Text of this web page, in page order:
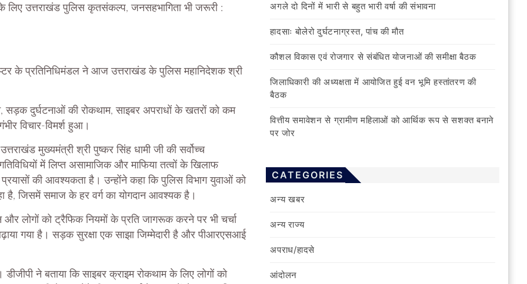
लिए उत्तराखंड पुलिस कृतसंकल्प, जनसहभागिता भी जरूरी :
के प्रतिनिधिमंडल ने आज उत्तराखंड के पुलिस महानिदेशक श्री
सड़क दुर्घटनाओं की रोकथाम, साइबर अपराधों के खतरों को कम
विचार-विमर्श हुआ।
मुख्यमंत्री श्री पुष्कर सिंह धामी जी की सर्वोच्च
में लिप्त असामाजिक और माफिया तत्वों के खिलाफ
की आवश्यकता है। उन्होंने कहा कि पुलिस विभाग युवाओं को
जिसमें समाज के हर वर्ग का योगदान आवश्यक है।
लोगों को ट्रैफिक नियमों के प्रति जागरूक करने पर भी चर्चा
गया है। सड़क सुरक्षा एक साझा जिम्मेदारी है और पीआरएसआई
ने बताया कि साइबर क्राइम रोकथाम के लिए लोगों को
अगले दो दिनों में भारी से बहुत भारी वर्षा की संभावना
हादसाः बोलेरो दुर्घटनाग्रस्त, पांच की मौत
कौशल विकास एवं रोजगार से संबंधित योजनाओं की समीक्षा बैठक
जिलाधिकारी की अध्यक्षता में आयोजित हुई वन भूमि हस्तांतरण की
बैठक
वित्तीय समावेशन से ग्रामीण महिलाओं को आर्थिक रूप से सशक्त बनाने
पर जोर
CATEGORIES
अन्य खबर
अन्य राज्य
अपराध/हादसे
आंदोलन